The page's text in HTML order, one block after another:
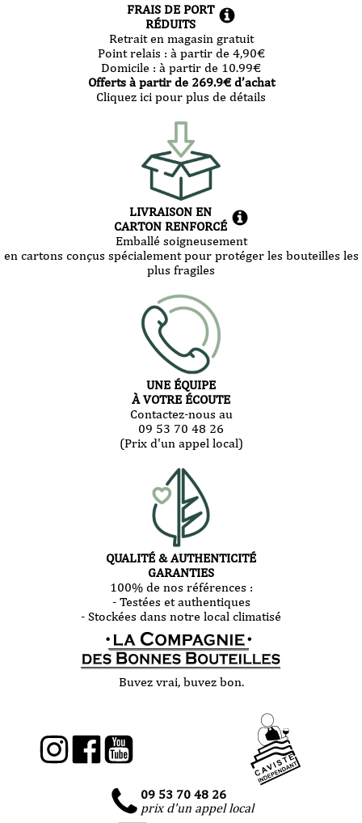
FRAIS DE PORT
RÉDUITS
Retrait en magasin gratuit
Point relais : à partir de 4,90€
Domicile : à partir de 10.99€
Offerts à partir de 269.9€ d’achat
Cliquez ici pour plus de détails
LIVRAISON EN
CARTON RENFORCÉ
Emballé soigneusement
en cartons conçus spécialement pour protéger les bouteilles les
plus fragiles
UNE ÉQUIPE
À VOTRE ÉCOUTE
Contactez-nous au
09 53 70 48 26
(Prix d'un appel local)
QUALITÉ & AUTHENTICITÉ
GARANTIES
100% de nos références :
- Testées et authentiques
- Stockées dans notre local climatisé
Buvez vrai, buvez bon.
09 53 70 48 26
prix d'un appel local